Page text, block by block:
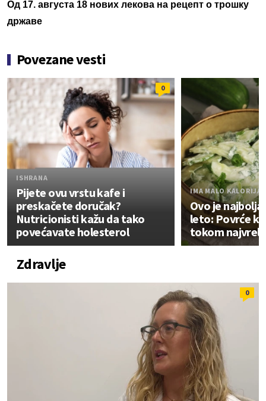
Од 17. августа 18 нових лекова на рецепт о трошку
државе
Povezane vesti
0
ISHRANA
Pijete ovu vrstu kafe i
preskačete doručak?
Nutricionisti kažu da tako
povećavate holesterol
IMA MALO KALORIJA
Ovo je
leto: Povrće
tokom
Zdravlje
0